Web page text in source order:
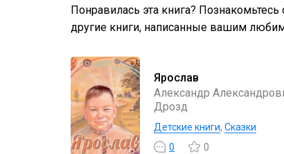
Понравилась эта книга?
другие книги, написанные вашим
Ярослав
Александр
Дрозд
Детские книги, Сказки
0
0